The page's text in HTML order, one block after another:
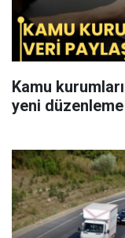
Kamu
yeni düzenleme